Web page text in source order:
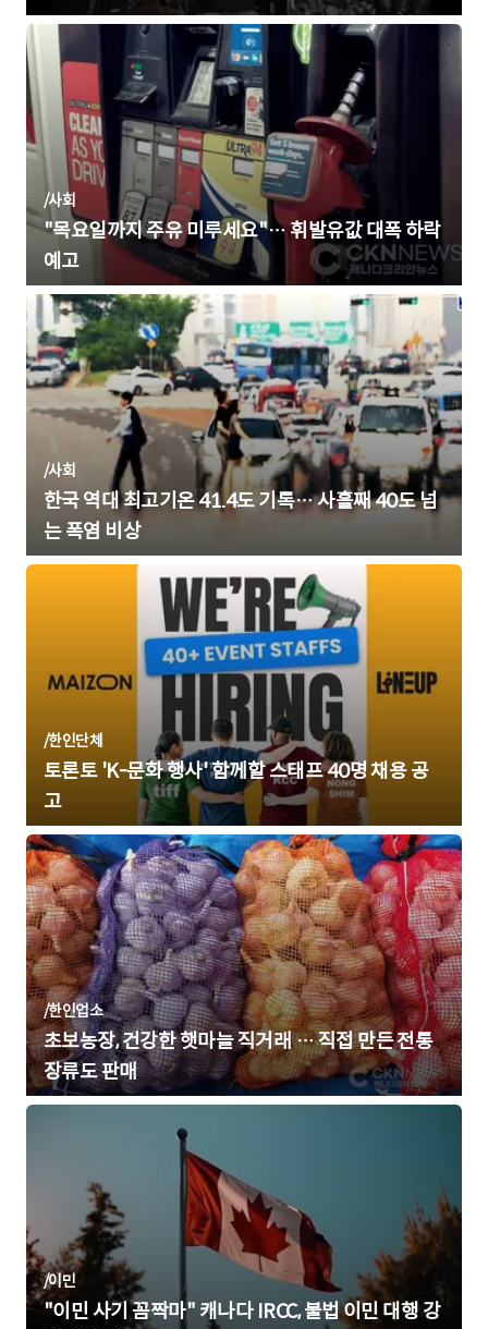
/사회
"목요일까지 주유 미루세요"… 휘발유값 대폭 하락
예고
/사회
한국 역대 최고기온 41.4도 기록… 사흘째 40도 넘
는 폭염 비상
/한인단체
토론토 'K-문화 행사' 함께할 스태프 40명 채용 공
고
/한인업소
초보농장, 건강한 햇마늘 직거래 … 직접 만든 전통
장류도 판매
/이민
"이민 사기 꼼짝마" 캐나다 IRCC, 불법 이민 대행 강